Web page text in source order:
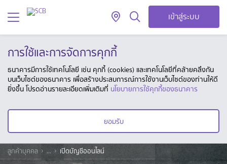
เข้าสู่ระบบ
การใช้และการจัดการคุกกี้
ธนาคารมีการใช้เทคโนโลยี เช่น คุกกี้ (cookies) และเทคโนโลยีที่คล้ายคลึงกัน
บนเว็บไซต์ของธนาคาร เพื่อสร้างประสบการณ์การใช้งานเว็บไซต์ของท่านให้ดี
ยิ่งขึ้น โปรดอ่านรายละเอียดเพิ่มเติมที่ นโยบายการใช้คุกกี้ของธนาคาร
ยอมรับ
ลูกค้าบุคคล ... เปิดบัญชีออนไลน์